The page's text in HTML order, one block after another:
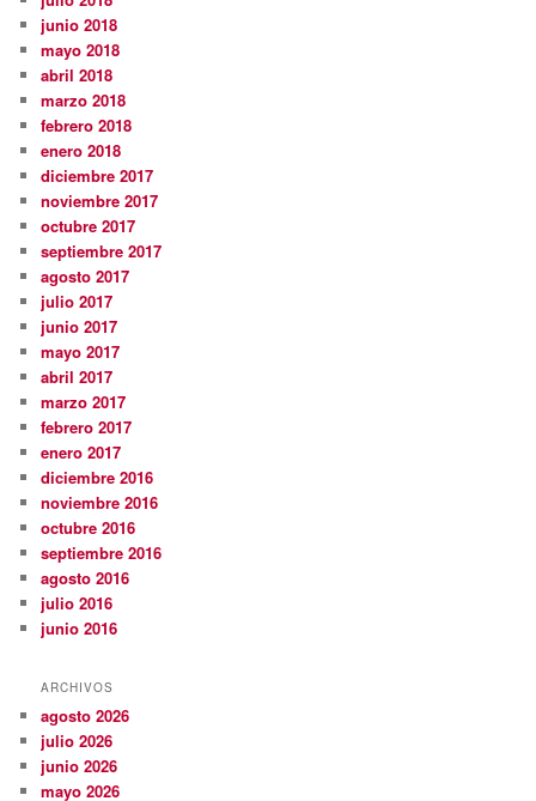
junio 2018
mayo 2018
abril 2018
marzo 2018
febrero 2018
enero 2018
diciembre 2017
noviembre 2017
octubre 2017
septiembre 2017
agosto 2017
julio 2017
junio 2017
mayo 2017
abril 2017
marzo 2017
febrero 2017
enero 2017
diciembre 2016
noviembre 2016
octubre 2016
septiembre 2016
agosto 2016
julio 2016
junio 2016
ARCHIVOS
agosto 2026
julio 2026
junio 2026
mayo 2026